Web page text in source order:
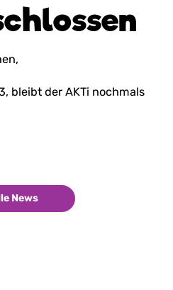
bleibt der AKTi nochmals
News